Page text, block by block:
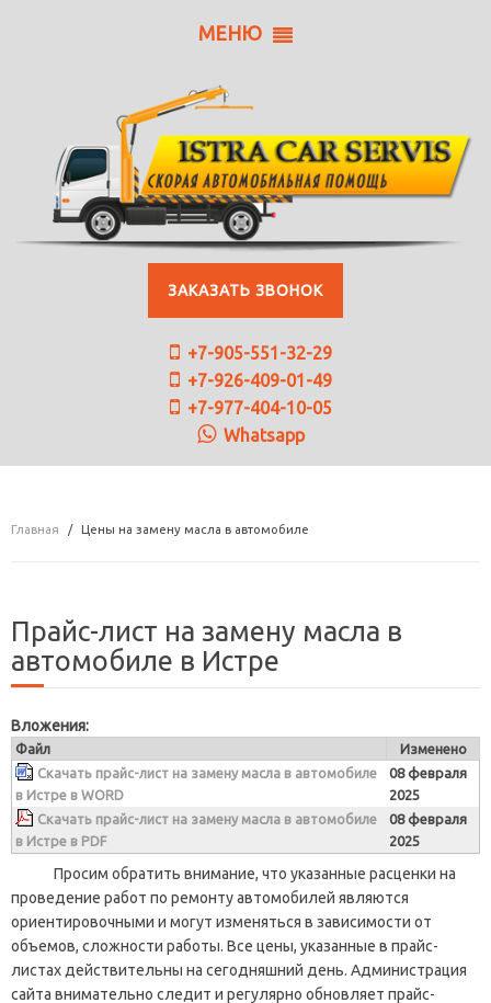
МЕНЮ
ЗАКАЗАТЬ ЗВОНОК
+7-905-551-32-29
+7-926-409-01-49
+7-977-404-10-05
Whatsapp
Главная Цены на замену масла в автомобиле
Прайс-лист на замену масла в
автомобиле в Истре
Вложения:
Файл
Изменено
Скачать прайс-лист на замену масла в автомобиле
в Истре в WORD
08 февраля
2025
Скачать прайс-лист на замену масла в автомобиле
в Истре в PDF
08 февраля
2025
Просим обратить внимание, что указанные расценки на
проведение работ по ремонту автомобилей являются
ориентировочными и могут изменяться в зависимости от
объемов, сложности работы. Все цены, указанные в прайс-
листах действительны на сегодняшний день. Администрация
сайта внимательно следит и регулярно обновляет прайс-